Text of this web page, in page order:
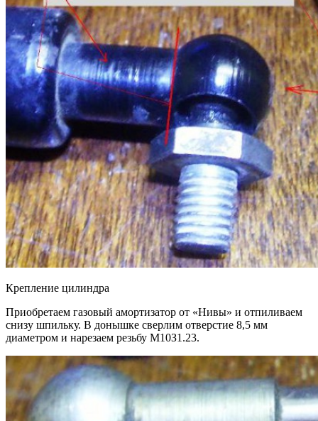
Крепление цилиндра
Приобретаем газовый амортизатор от «Нивы» и отпиливаем
снизу шпильку. В донышке сверлим отверстие 8,5 мм
диаметром и нарезаем резьбу М10З1.23.